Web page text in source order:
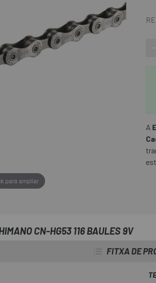
para ampliar
A
CN-HG53 116 BAULES 9V
FITXA DE